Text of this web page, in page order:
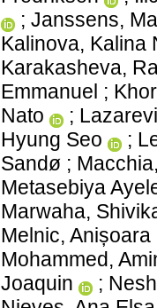
; Janssens,
Kalinova, Kalina
Karakasheva,
Emmanuel ;
Nato
;
Hyung Seo
;
Sandø ;
Metasebiya
Marwaha,
Melnic, Anișoara
Mohammed,
Joaquin
;